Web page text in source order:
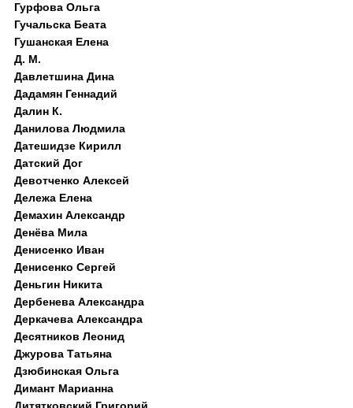
Гурфова Ольга
Гучальска Беата
Гушанская Елена
Д. M.
Давлетшина Дина
Дадамян Геннадий
Далин К.
Данилова Людмила
Датешидзе Кирилл
Датский Дог
Девотченко Алексей
Дележа Елена
Демахин Александр
Денёва Мила
Денисенко Иван
Денисенко Сергей
Деньгин Никита
Дербенева Александра
Деркачева Александра
Десятников Леонид
Джурова Татьяна
Дзюбинская Ольга
Димант Марианна